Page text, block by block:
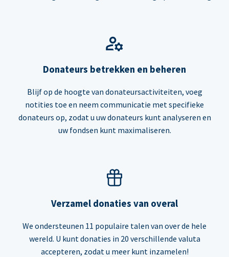
Donateurs betrekken en beheren
Blijf op de hoogte van donateursactiviteiten, voeg
notities toe en neem communicatie met specifieke
donateurs op, zodat u uw donateurs kunt analyseren en
uw fondsen kunt maximaliseren.
Verzamel donaties van overal
We ondersteunen 11 populaire talen van over de hele
wereld. U kunt donaties in 20 verschillende valuta
accepteren, zodat u meer kunt inzamelen!